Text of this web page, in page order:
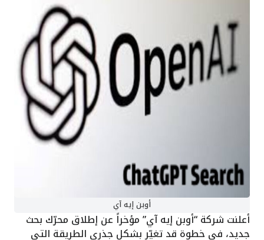
أوبن إيه آي
أعلنت شركة “أوبن إيه آي” مؤخراً عن إطلاق محرّك بحث
جديد، في خطوة قد تغيّر بشكل جذري الطريقة التي